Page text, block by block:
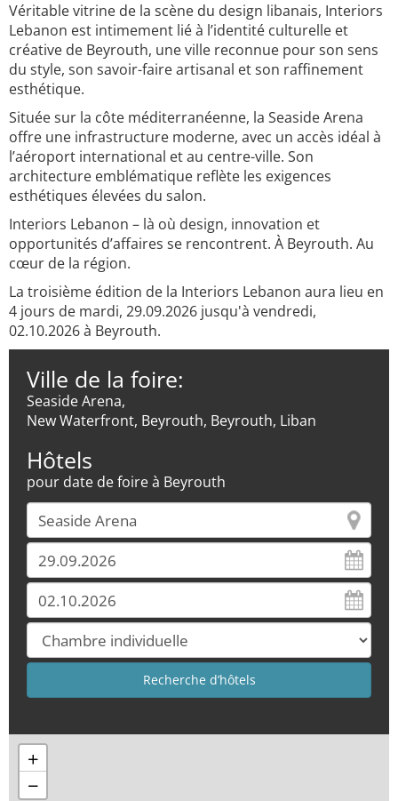
Véritable vitrine de la scène du design libanais, Interiors
Lebanon est intimement lié à l’identité culturelle et
créative de Beyrouth, une ville reconnue pour son sens
du style, son savoir-faire artisanal et son raffinement
esthétique.
Située sur la côte méditerranéenne, la Seaside Arena
offre une infrastructure moderne, avec un accès idéal à
l’aéroport international et au centre-ville. Son
architecture emblématique reflète les exigences
esthétiques élevées du salon.
Interiors Lebanon – là où design, innovation et
opportunités d’affaires se rencontrent. À Beyrouth. Au
cœur de la région.
La troisième édition de la Interiors Lebanon aura lieu en
4 jours de mardi, 29.09.2026 jusqu'à vendredi,
02.10.2026 à Beyrouth.
Ville de la foire:
Seaside Arena,
New Waterfront, Beyrouth, Beyrouth, Liban
Hôtels
pour date de foire à Beyrouth
+
−